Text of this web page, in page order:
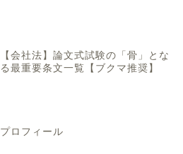
【会社法】論文式試験の「骨」とな
る最重要条文一覧【ブクマ推奨】
プロフィール